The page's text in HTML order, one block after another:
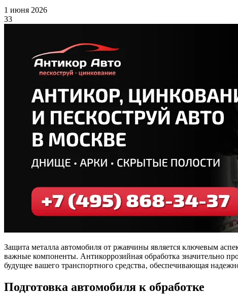
1 июня 2026
33
Защита металла автомобиля от ржавчины является ключевым
важные компоненты. Антикоррозийная обработка значительно
будущее вашего транспортного средства‚ обеспечивающая
Подготовка автомобиля к обработке